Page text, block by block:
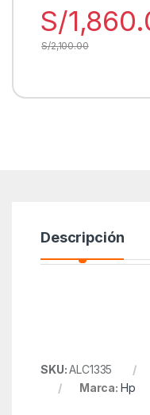
S/
S/2,100.00
Descripción
SKU:ALC1335
Marca: Hp